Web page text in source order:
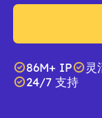
86M+ IP 灵
24/7 支持